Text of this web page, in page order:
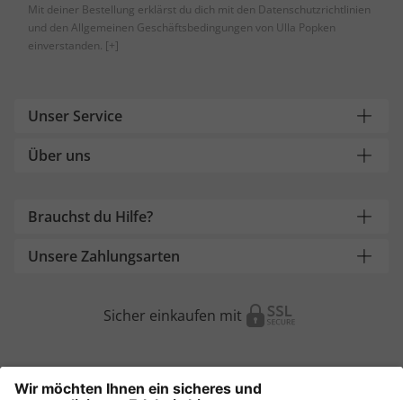
Mit deiner Bestellung erklärst du dich mit den Datenschutzrichtlinien
und den Allgemeinen Geschäftsbedingungen von Ulla Popken
einverstanden. [+]
Unser Service
Über uns
Brauchst du Hilfe?
Unsere Zahlungsarten
Sicher einkaufen mit
Weitere Onlineshops